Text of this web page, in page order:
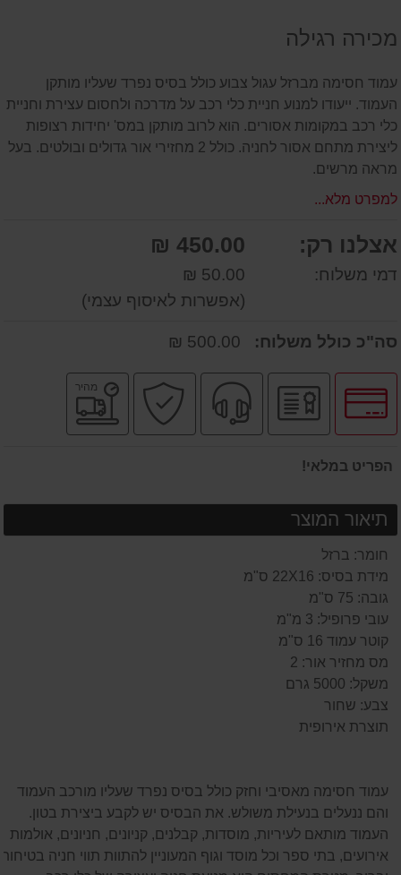
מכירה רגילה
עמוד חסימה מברזל עגול צבוע כולל בסיס נפרד שעליו מותקן
העמוד. ייעודו למנוע חניית כלי רכב על מדרכה ולחסום עצירת וחניית
כלי רכב במקומות אסורים. הוא לרוב מותקן במס' יחידות רצופות
ליצירת מתחם אסור לחניה. כולל 2 מחזירי אור גדולים ובולטים. בעל
מראה מרשים.
למפרט מלא...
אצלנו רק: 450.00 ₪
דמי משלוח:
50.00 ₪
(אפשרות לאיסוף עצמי)
סה"כ כולל משלוח:
לחץ
לאפשרויות
תשלומים
יבואן
רשמי
שירות
מקצועי
קניה
בטוחה
מהיר
הפריט במלאי!
תיאור המוצר
חומר: ברזל
מידת בסיס: 22X16 ס"מ
גובה: 75 ס"מ
עובי פרופיל: 3 מ"מ
קוטר עמוד 16 ס"מ
מס מחזיר אור: 2
משקל: 5000 גרם
צבע: שחור
תוצרת אירופית
עמוד חסימה מאסיבי וחזק כולל בסיס נפרד שעליו מורכב העמוד
והם ננעלים בנעילת משולש. את הבסיס יש לקבע ביצירת בטון.
העמוד מותאם לעיריות, מוסדות, קבלנים, קניונים, חניונים, אולמות
אירועים, בתי ספר וכל מוסד וגוף המעוניין להתוות תווי חניה